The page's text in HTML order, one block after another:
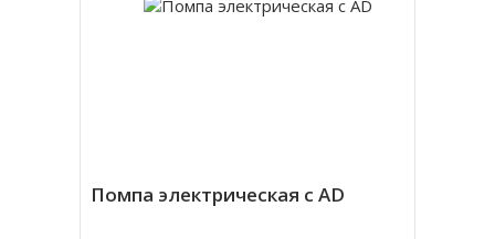
Помпа электрическая с AD